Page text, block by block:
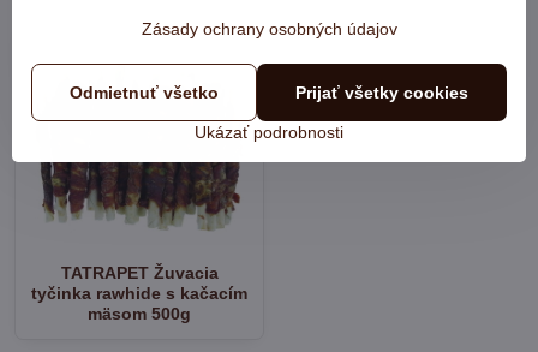
TATRAPET Žuvacia
tyčinka rawhide s kačacím
mäsom 500g
Zásady ochrany osobných údajov
Ukázať podrobnosti
Prijať všetky cookies
Odmietnuť všetko